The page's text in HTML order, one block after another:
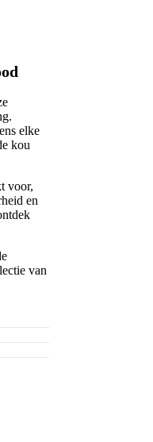
elke
kou
voor,
en
van